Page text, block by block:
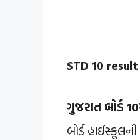
STD 10 result
ગુજરાત બોર્ડ
બોર્ડ